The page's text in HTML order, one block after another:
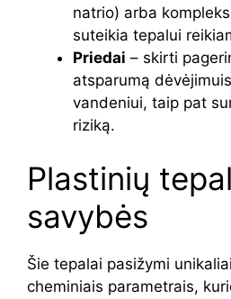
natrio) arba
suteikia tepalui
Priedai – skirti
atsparumą
vandeniui, taip pat
riziką.
Plastinių
savybės
Šie tepalai pasižymi
cheminiais parametrais,